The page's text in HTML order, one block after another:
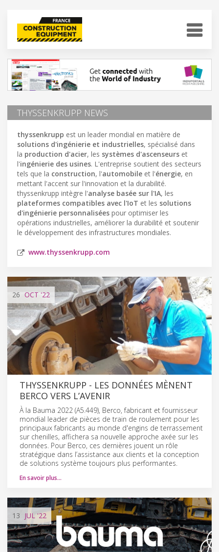
THYSSENKRUPP NEWS
thyssenkrupp est un leader mondial en matière de
solutions d'ingénierie et industrielles, spécialisé dans
la production d'acier, les systèmes d'ascenseurs et
l'ingénierie des usines. L'entreprise soutient des secteurs
tels que la construction, l'automobile et l'énergie, en
mettant l'accent sur l'innovation et la durabilité.
thyssenkrupp intègre l'analyse basée sur l'IA, les
plateformes compatibles avec l'IoT et les solutions
d'ingénierie personnalisées pour optimiser les
opérations industrielles, améliorer la durabilité et soutenir
le développement des infrastructures mondiales.
www.thyssenkrupp.com
26 OCT '22
THYSSENKRUPP - LES DONNÉES MÈNENT
BERCO VERS L’AVENIR
À la Bauma 2022 (A5.449), Berco, fabricant et fournisseur
mondial leader de pièces de train de roulement pour les
principaux fabricants au monde d'engins de terrassement
sur chenilles, affichera sa nouvelle approche axée sur les
données. Pour Berco, ces dernières jouent un rôle
stratégique dans l’assistance aux clients et la conception
de solutions système toujours plus performantes.
En savoir plus…
13 JUL'22